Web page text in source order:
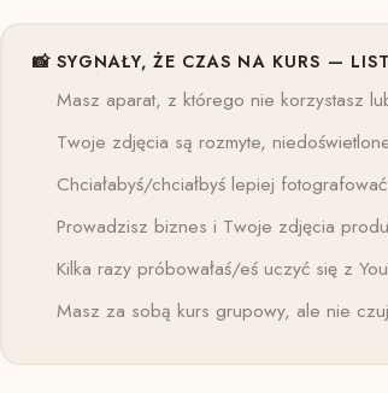
📸 SYGNAŁY, ŻE CZAS NA KURS —
Masz aparat, z którego nie korzystasz
Twoje zdjęcia są rozmyte,
Chciałabyś/chciałbyś lepiej
Prowadzisz biznes i Twoje zdjęcia
Kilka razy próbowałaś/eś uczyć się z
Masz za sobą kurs grupowy, ale nie